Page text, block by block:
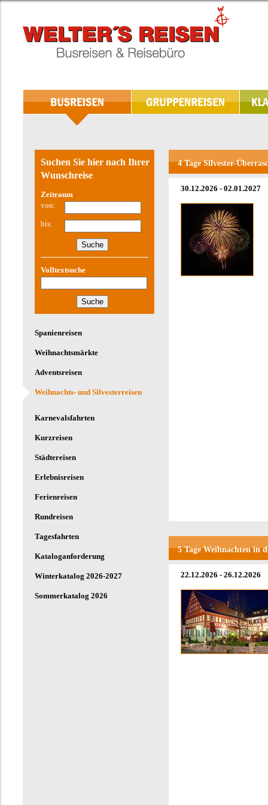
Suchen Sie hier nach Ihrer
Wunschreise
Zeitraum
von:
bis:
Volltextsuche
Spanienreisen
Weihnachtsmärkte
Adventsreisen
Weihnachts- und Silvesterreisen
Karnevalsfahrten
Kurzreisen
Städtereisen
Erlebnisreisen
Ferienreisen
Rundreisen
Tagesfahrten
Kataloganforderung
Winterkatalog 2026-2027
Sommerkatalog 2026
4 Tage Silvester-
30.12.2026 - 02.01.2027
5 Tage Weihnachten in
22.12.2026 - 26.12.2026